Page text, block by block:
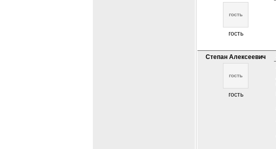
гость
Степан Алексеевич
гость